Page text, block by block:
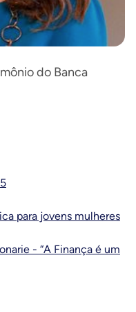
do Banca
para jovens mulheres
- “A Finança é um